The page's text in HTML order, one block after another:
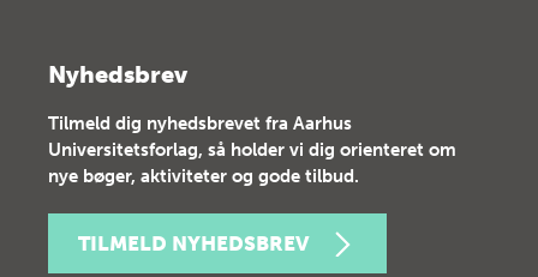
Nyhedsbrev
Tilmeld dig nyhedsbrevet fra Aarhus
Universitetsforlag, så holder vi dig orienteret om
nye bøger, aktiviteter og gode tilbud.
TILMELD NYHEDSBREV